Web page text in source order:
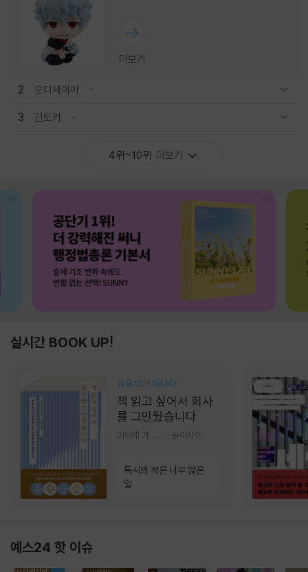
더보기
2 오디세이아
3 긴토키
4위~10위 더보기
실시간 BOOK UP!
유튜브가 아니다
책 읽고 싶어서 회사
를 그만뒀습니다
동아시아
독서의 적은 너무 많은
일
예스24 핫 이슈